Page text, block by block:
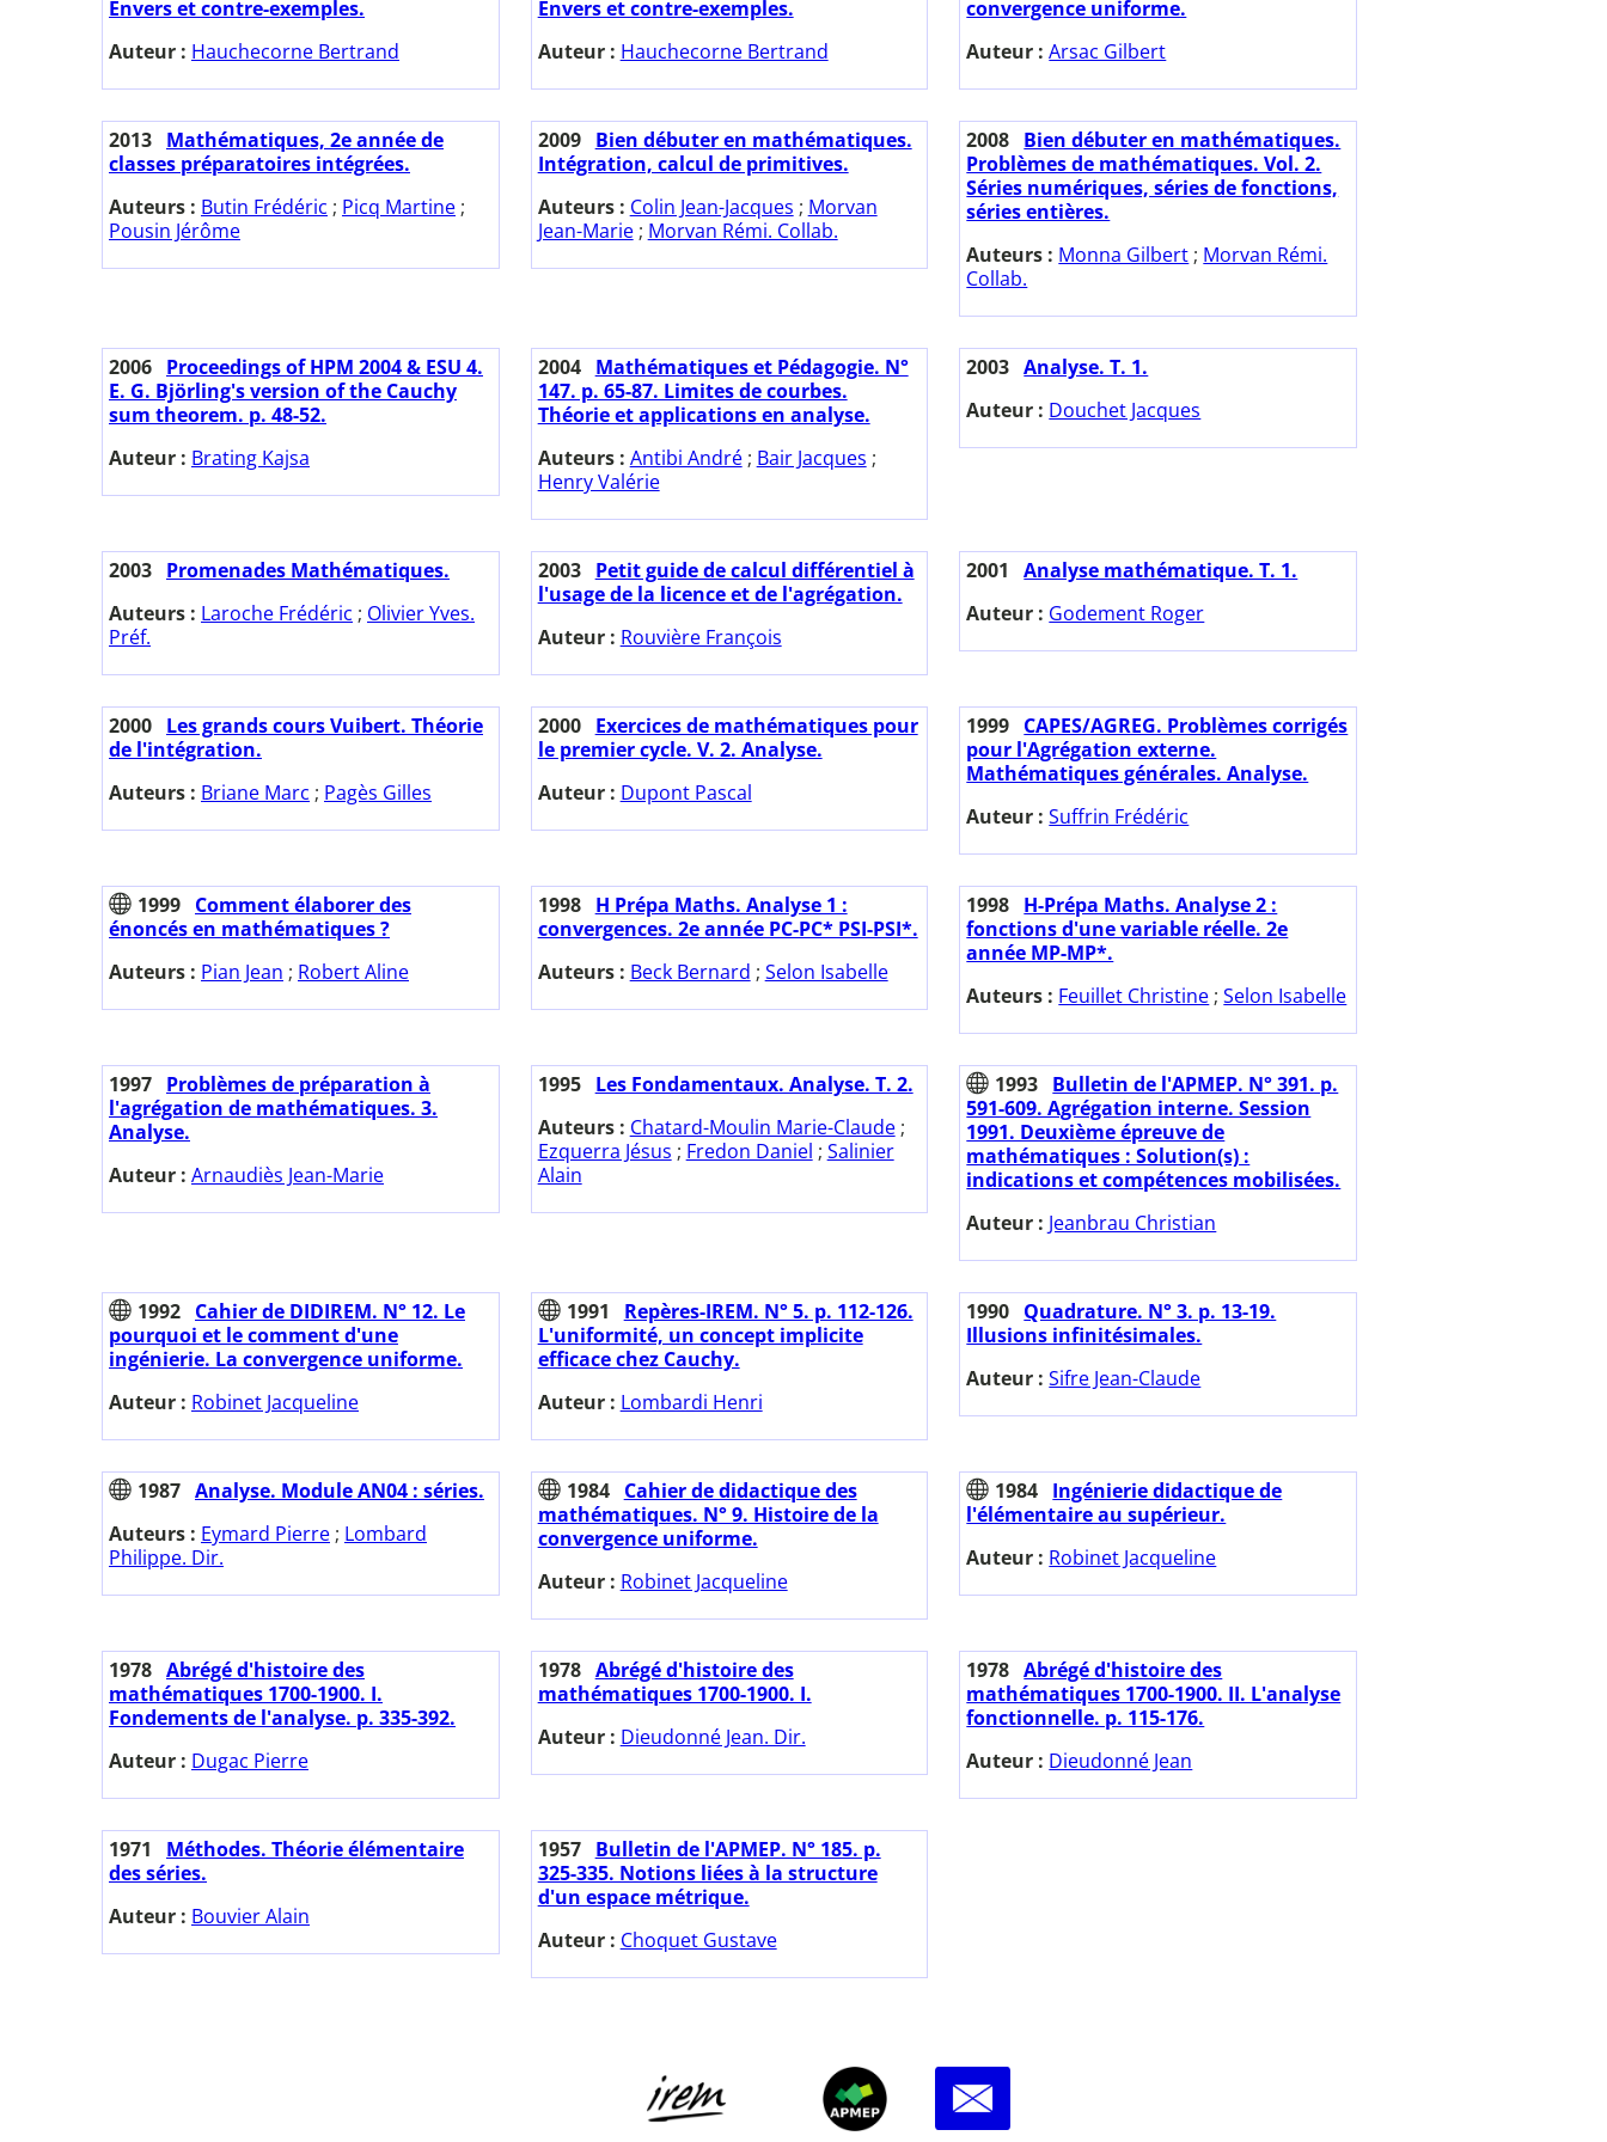
Envers et contre-exemples.
Auteur : Hauchecorne Bertrand
Envers et contre-exemples.
Auteur : Hauchecorne Bertrand
convergence uniforme.
Auteur :Arsac Gilbert
2013 Mathématiques, 2e année de
classes préparatoires intégrées.
Auteurs : Butin Frédéric ; Picq Martine ;
Pousin Jérôme
2009
Bien débuter en mathématiques.
Intégration, calcul de primitives.
Auteurs : Colin Jean-Jacques ; Morvan
Jean-Marie; Morvan Rémi. Collab.
2008 Bien débuter en mathématiques.
Problèmes de mathématiques. Vol. 2.
Séries numériques, séries de fonctions,
séries entières.
Auteurs : Monna Gilbert ; Morvan Rémi.
Collab.
2006 Proceedings of HPM 2004 & ESU 4.
E. G. Björling's version of the Cauchy
sum theorem. p. 48-52.
Auteur : Brating Kajsa
2004
Mathématiques et Pédagogie. N°
147. p. 65-87. Limites de courbes.
Théorie et applications en analyse.
Auteurs : Antibi André; Bair Jacques ;
Henry Valérie
2003 Analyse. T. 1.
Auteur : Douchet Jacques
2003 Promenades Mathématiques.
Auteurs : Laroche Frédéric ; Olivier Yves.
Préf.
2003
Petit guide de calcul différentiel à
l'usage de la licence et de l'agrégation.
Auteur : Rouvière François
2001
Analyse mathématique. T. 1.
Auteur : Godement Roger
2000 Les grands cours Vuibert. Théorie
de l'intégration.
Auteurs : Briane Marc ; Pagès Gilles
2000
Exercices de mathématiques pour
le premier cycle. V. 2. Analyse.
Auteur : Dupont Pascal
1999 CAPES/AGREG. Problèmes corrigés
pour l'Agrégation externe.
Mathématiques générales. Analyse.
Auteur :Suffrin Frédéric
1999 Comment élaborer des
énoncés en mathématiques ?
Auteurs : Pian Jean ; Robert Aline
1998
H Prépa Maths. Analyse 1 :
convergences. 2e année PC-PC* PSI-PSI*.
Auteurs : Beck Bernard ; Selon Isabelle
1998 H-Prépa Maths. Analyse 2 :
fonctions d'une variable réelle. 2e
année MP-MP*.
Auteurs : Feuillet Christine ;Selon Isabelle
1997 Problèmes de préparation à
l'agrégation de mathématiques. 3.
Analyse.
Auteur : Arnaudiès Jean-Marie
1995
Les Fondamentaux. Analyse. T. 2.
Auteurs : Chatard-Moulin Marie-Claude;
Ezquerra Jésus ; Fredon Daniel ; Salinier
Alain
1993 Bulletin de l'APMEP. N° 391. p.
591-609. Agrégation interne. Session
1991. Deuxième épreuve de
mathématiques : Solution(s) :
indications et compétences mobilisées.
Auteur : Jeanbrau Christian
1992 Cahier de DIDIREM. N° 12. Le
pourquoi et le comment d'une
ingénierie. La convergence uniforme.
Auteur : Robinet Jacqueline
1991
Repères-IREM. N° 5. p. 112-126.
L'uniformité, un concept implicite
efficace chez Cauchy.
Auteur : Lombardi Henri
1990 Quadrature. N° 3. p. 13-19.
Illusions infinitésimales.
Auteur :Sifre Jean-Claude
1987 Analyse. Module AN04 : séries.
Auteurs : Eymard Pierre ; Lombard
Philippe. Dir.
1984
Cahier de didactique des
mathématiques. N° 9. Histoire de la
convergence uniforme.
Auteur : Robinet Jacqueline
1984 Ingénierie didactique de
l'élémentaire au supérieur.
Auteur : Robinet Jacqueline
1978 Abrégé d'histoire des
mathématiques 1700-1900. I.
Fondements de l'analyse. p. 335-392.
Auteur : Dugac Pierre
1978 Abrégé d'histoire des
mathématiques 1700-1900. I.
Auteur : Dieudonné Jean. Dir.
1978 Abrégé d'histoire des
mathématiques 1700-1900. II. L'analyse
fonctionnelle. p. 115-176.
Auteur : Dieudonné Jean
1971
Méthodes. Théorie élémentaire
des séries.
Auteur : Bouvier Alain
1957
Bulletin de l'APMEP. N° 185. p.
325-335. Notions liées à la structure
d'un espace métrique.
Auteur : Choquet Gustave